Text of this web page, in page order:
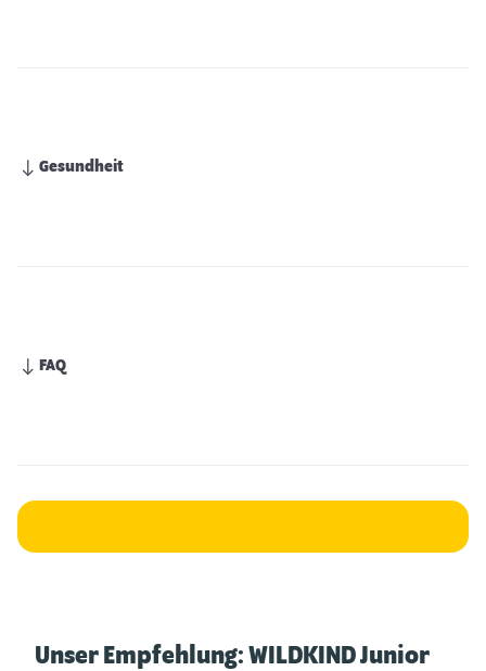
Gesundheit
FAQ
Unser Empfehlung: WILDKIND Junior